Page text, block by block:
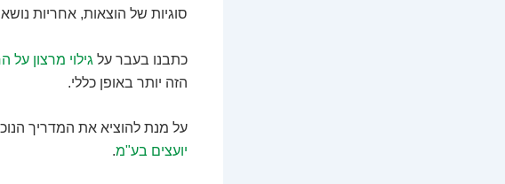
סוגיות של הוצאות, אחריות
כתבנו בעבר על גילוי מרצון על
הזה יותר באופן כללי.
על מנת להוציא את המדריך
יועצים בע"מ.